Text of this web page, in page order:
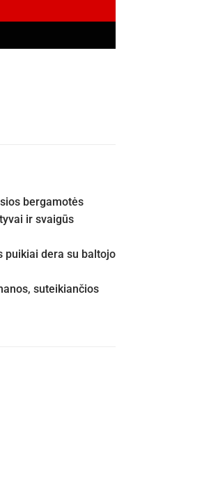
bergamotės
ir svaigūs
puikiai dera su baltojo
suteikiančios